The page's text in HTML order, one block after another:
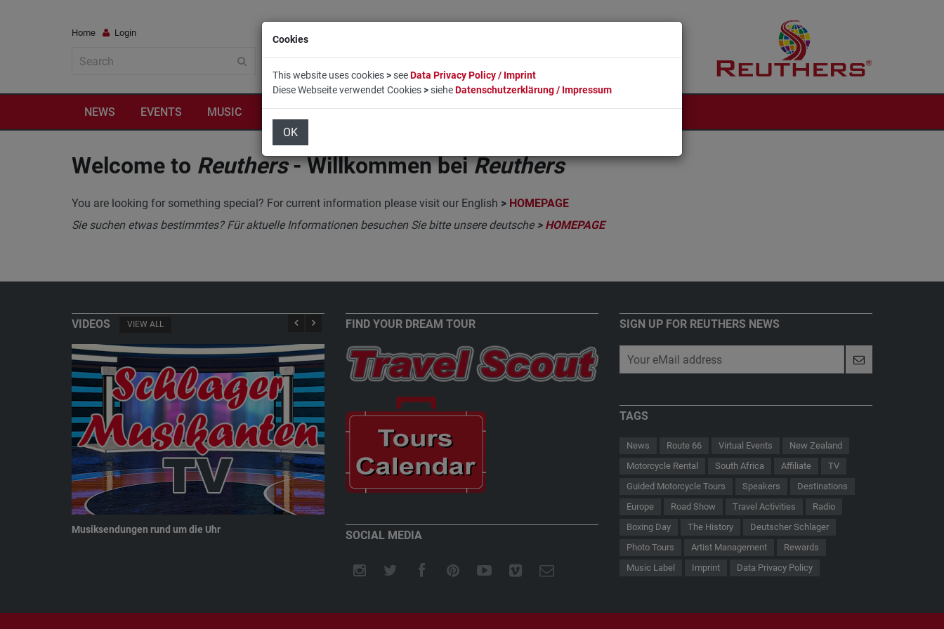
Home Login
NEWS EVENTS MUSIC TRAVEL LIFESTYLE COMPANY BOOKING CONTACT
Welcome to Reuthers- Willkommen beiReuthers
You are looking for something special? For current information please visit our English > HOMEPAGE
Sie suchen etwas bestimmtes? Für aktuelle Informationen besuchen Sie bitte unsere deutsche > HOMEPAGE
VIDEOS VIEW ALL
Musiksendungen rund um die Uhr New Zealand - Welcome to Paradise Teddy Herz - Der Hauptmann von Köpenick
FIND YOUR DREAM TOUR
SOCIAL MEDIA
SIGN UP FOR REUTHERS NEWS
TAGS
News Route 66 Virtual Events
New Zealand
Motorcycle Rental
South Africa Affiliate
TV
Guided Motorcycle Tours
Speakers
Destinations
Europe
Road Show Travel Activities
Radio
Boxing Day
The History
Deutscher Schlager
Photo Tours
Artist Management
Rewards
Music Label
Imprint Data Privacy Policy
Cookies
This website uses cookies>seeData Privacy Policy / Imprint
Diese Webseite verwendet Cookies>sieheDatenschutzerklärung / Impressum
OK